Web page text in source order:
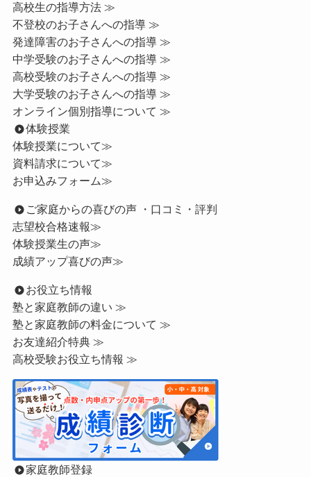
高校生の指導方法 ≫
不登校のお子さんへの指導 ≫
発達障害のお子さんへの指導 ≫
中学受験のお子さんへの指導 ≫
高校受験のお子さんへの指導 ≫
大学受験のお子さんへの指導 ≫
オンライン個別指導について ≫
体験授業
体験授業について≫
資料請求について≫
お申込みフォーム≫
ご家庭からの喜びの声 ・口コミ・評判
志望校合格速報≫
体験授業生の声≫
成績アップ喜びの声≫
お役立ち情報
塾と家庭教師の違い ≫
塾と家庭教師の料金について ≫
お友達紹介特典 ≫
高校受験お役立ち情報 ≫
家庭教師登録